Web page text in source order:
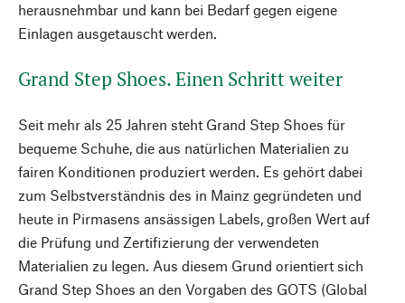
herausnehmbar und kann bei Bedarf gegen eigene
Einlagen ausgetauscht werden.
Grand Step Shoes. Einen Schritt weiter
Seit mehr als 25 Jahren steht Grand Step Shoes für
bequeme Schuhe, die aus natürlichen Materialien zu
fairen Konditionen produziert werden. Es gehört dabei
zum Selbstverständnis des in Mainz gegründeten und
heute in Pirmasens ansässigen Labels, großen Wert auf
die Prüfung und Zertifizierung der verwendeten
Materialien zu legen. Aus diesem Grund orientiert sich
Grand Step Shoes an den Vorgaben des GOTS (Global